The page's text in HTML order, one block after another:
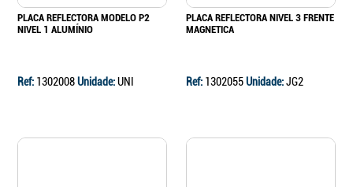
PLACA REFLECTORA MODELO P2
NIVEL 1 ALUMÍNIO
Ref: 1302008Unidade:UNI
PLACA REFLECTORA NIVEL 3 FRENTE
MAGNETICA
Ref: 1302055Unidade:JG2